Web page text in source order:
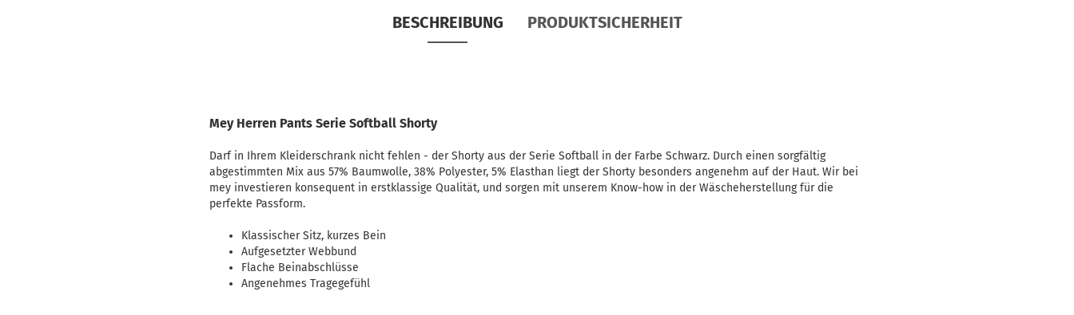
BESCHREIBUNG PRODUKTSICHERHEIT
Mey Herren Pants Serie Softball Shorty
Darf in Ihrem Kleiderschrank nicht fehlen - der Shorty aus der Serie Softball in der Farbe Schwarz. Durch einen sorgfältig
abgestimmten Mix aus 57% Baumwolle, 38% Polyester, 5% Elasthan liegt der Shorty besonders angenehm auf der Haut. Wir bei
mey investieren konsequent in erstklassige Qualität, und sorgen mit unserem Know-how in der Wäscheherstellung für die
perfekte Passform.
Klassischer Sitz, kurzes Bein
Aufgesetzter Webbund
Flache Beinabschlüsse
Angenehmes Tragegefühl